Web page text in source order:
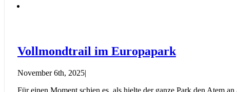
Vollmondtrail im Europapark
November 6th, 2025|
Für einen Moment schien es, als hielte der ganze Park den Atem